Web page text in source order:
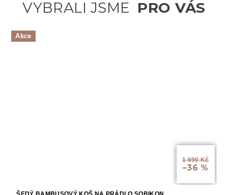
Akce
1 690 Kč
–36 %